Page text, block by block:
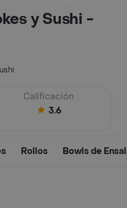
y Sushi -
Calificación
3.6
Rollos Bowls de